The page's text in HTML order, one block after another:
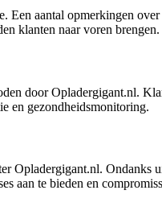
aantal opmerkingen
klanten naar voren brengen.
door Opladergigant.nl.
en gezondheidsmonitoring.
Opladergigant.nl. Ondanks
aan te bieden en